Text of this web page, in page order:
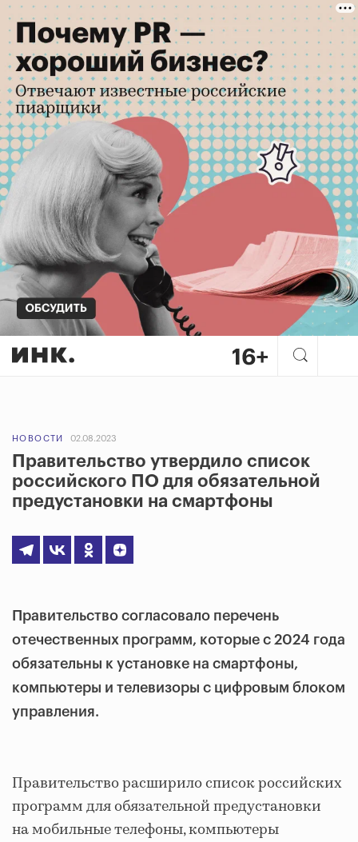
НОВОСТИ 02.08.2023
Правительство утвердило список
российского ПО для обязательной
предустановки на смартфоны
Правительство согласовало перечень
отечественных программ, которые с 2024 года
обязательны к установке на смартфоны,
компьютеры и телевизоры с цифровым блоком
управления.
Правительство расширило список российских
программ для обязательной предустановки
на мобильные телефоны, компьютеры